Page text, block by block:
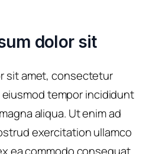
dolor sit
sit amet, consectetur
tempor incididunt
aliqua. Ut enim ad
exercitation ullamco